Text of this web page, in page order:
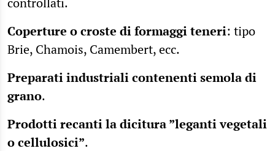
Coperture o croste di formaggi teneri: tipo
Brie, Chamois, Camembert, ecc.
Preparati industriali contenenti semola di
grano.
Prodotti recanti la dicitura ”leganti vegetali
o cellulosici”.